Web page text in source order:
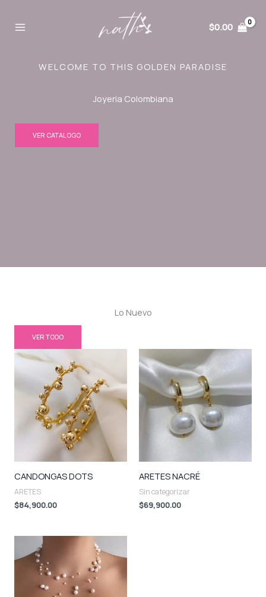
$0.00
WELCOME TO THIS GOLDEN PARADISE
Joyeria Colombiana
VER CATALOGO
Lo Nuevo
VER TODO
CANDONGAS DOTS
ARETES
$84,900.00
ARETES NACRÉ
Sin categorizar
$69,900.00